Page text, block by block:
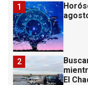
1
El
2